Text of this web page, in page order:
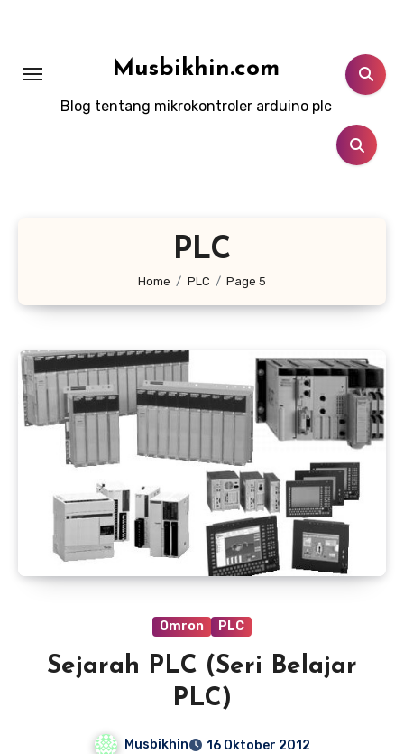
Musbikhin.com
Blog tentang mikrokontroler arduino plc
PLC
Home PLC Page 5
Omron PLC
Sejarah PLC (Seri Belajar
PLC)
Musbikhin
16 Oktober 2012